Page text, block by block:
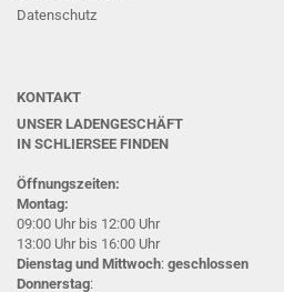
Datenschutz
KONTAKT
UNSER LADENGESCHÄFT
IN SCHLIERSEE FINDEN
Öffnungszeiten:
Montag:
09:00 Uhr bis 12:00 Uhr
13:00 Uhr bis 16:00 Uhr
Dienstag und Mittwoch: geschlossen
Donnerstag: